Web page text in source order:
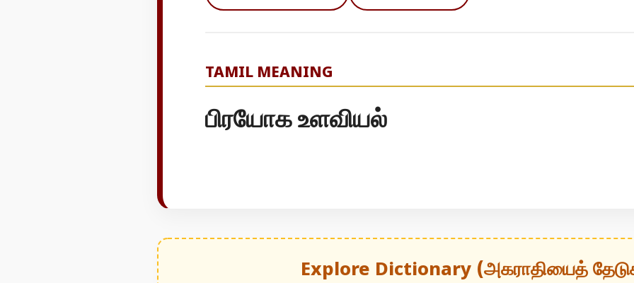
TAMIL MEANING
பிரயோக உளவியல்
Explore Dictionary (அகராதியைத்